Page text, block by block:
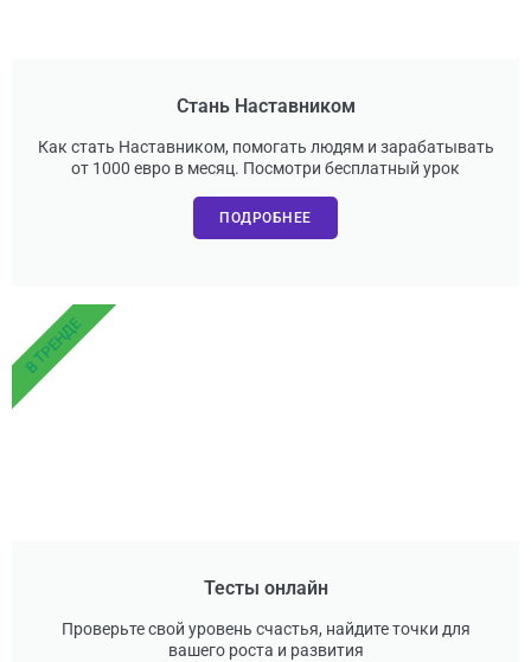
Стань Наставником
Как стать Наставником, помогать людям и зарабатывать
от 1000 евро в месяц. Посмотри бесплатный урок
ПОДРОБНЕЕ
Тесты онлайн
Проверьте свой уровень счастья, найдите точки для
вашего роста и развития
В ТРЕНДЕ